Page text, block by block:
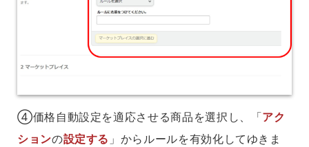
④価格自動設定を適応させる商品を選択し、「アク
ションの設定する 」からルールを有効化してゆきま